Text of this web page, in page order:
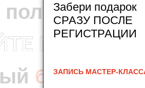
полезный
бонус
Забери подарок
СРАЗУ ПОСЛЕ
РЕГИСТРАЦИИ
ЗАПИСЬ МАСТЕР-